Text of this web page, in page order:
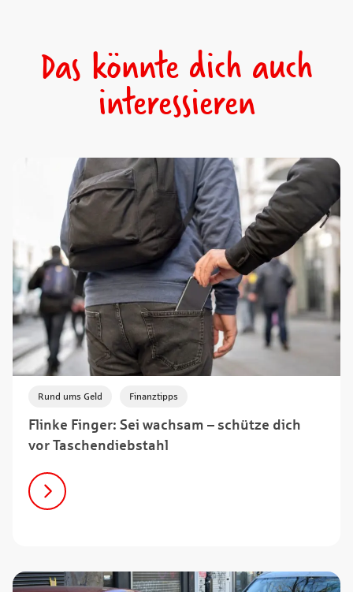
Das könnte dich auch
interessieren
Flinke Finger: Sei wachsam – schütze dich
vor Taschendiebstahl
Rund ums Geld Finanztipps